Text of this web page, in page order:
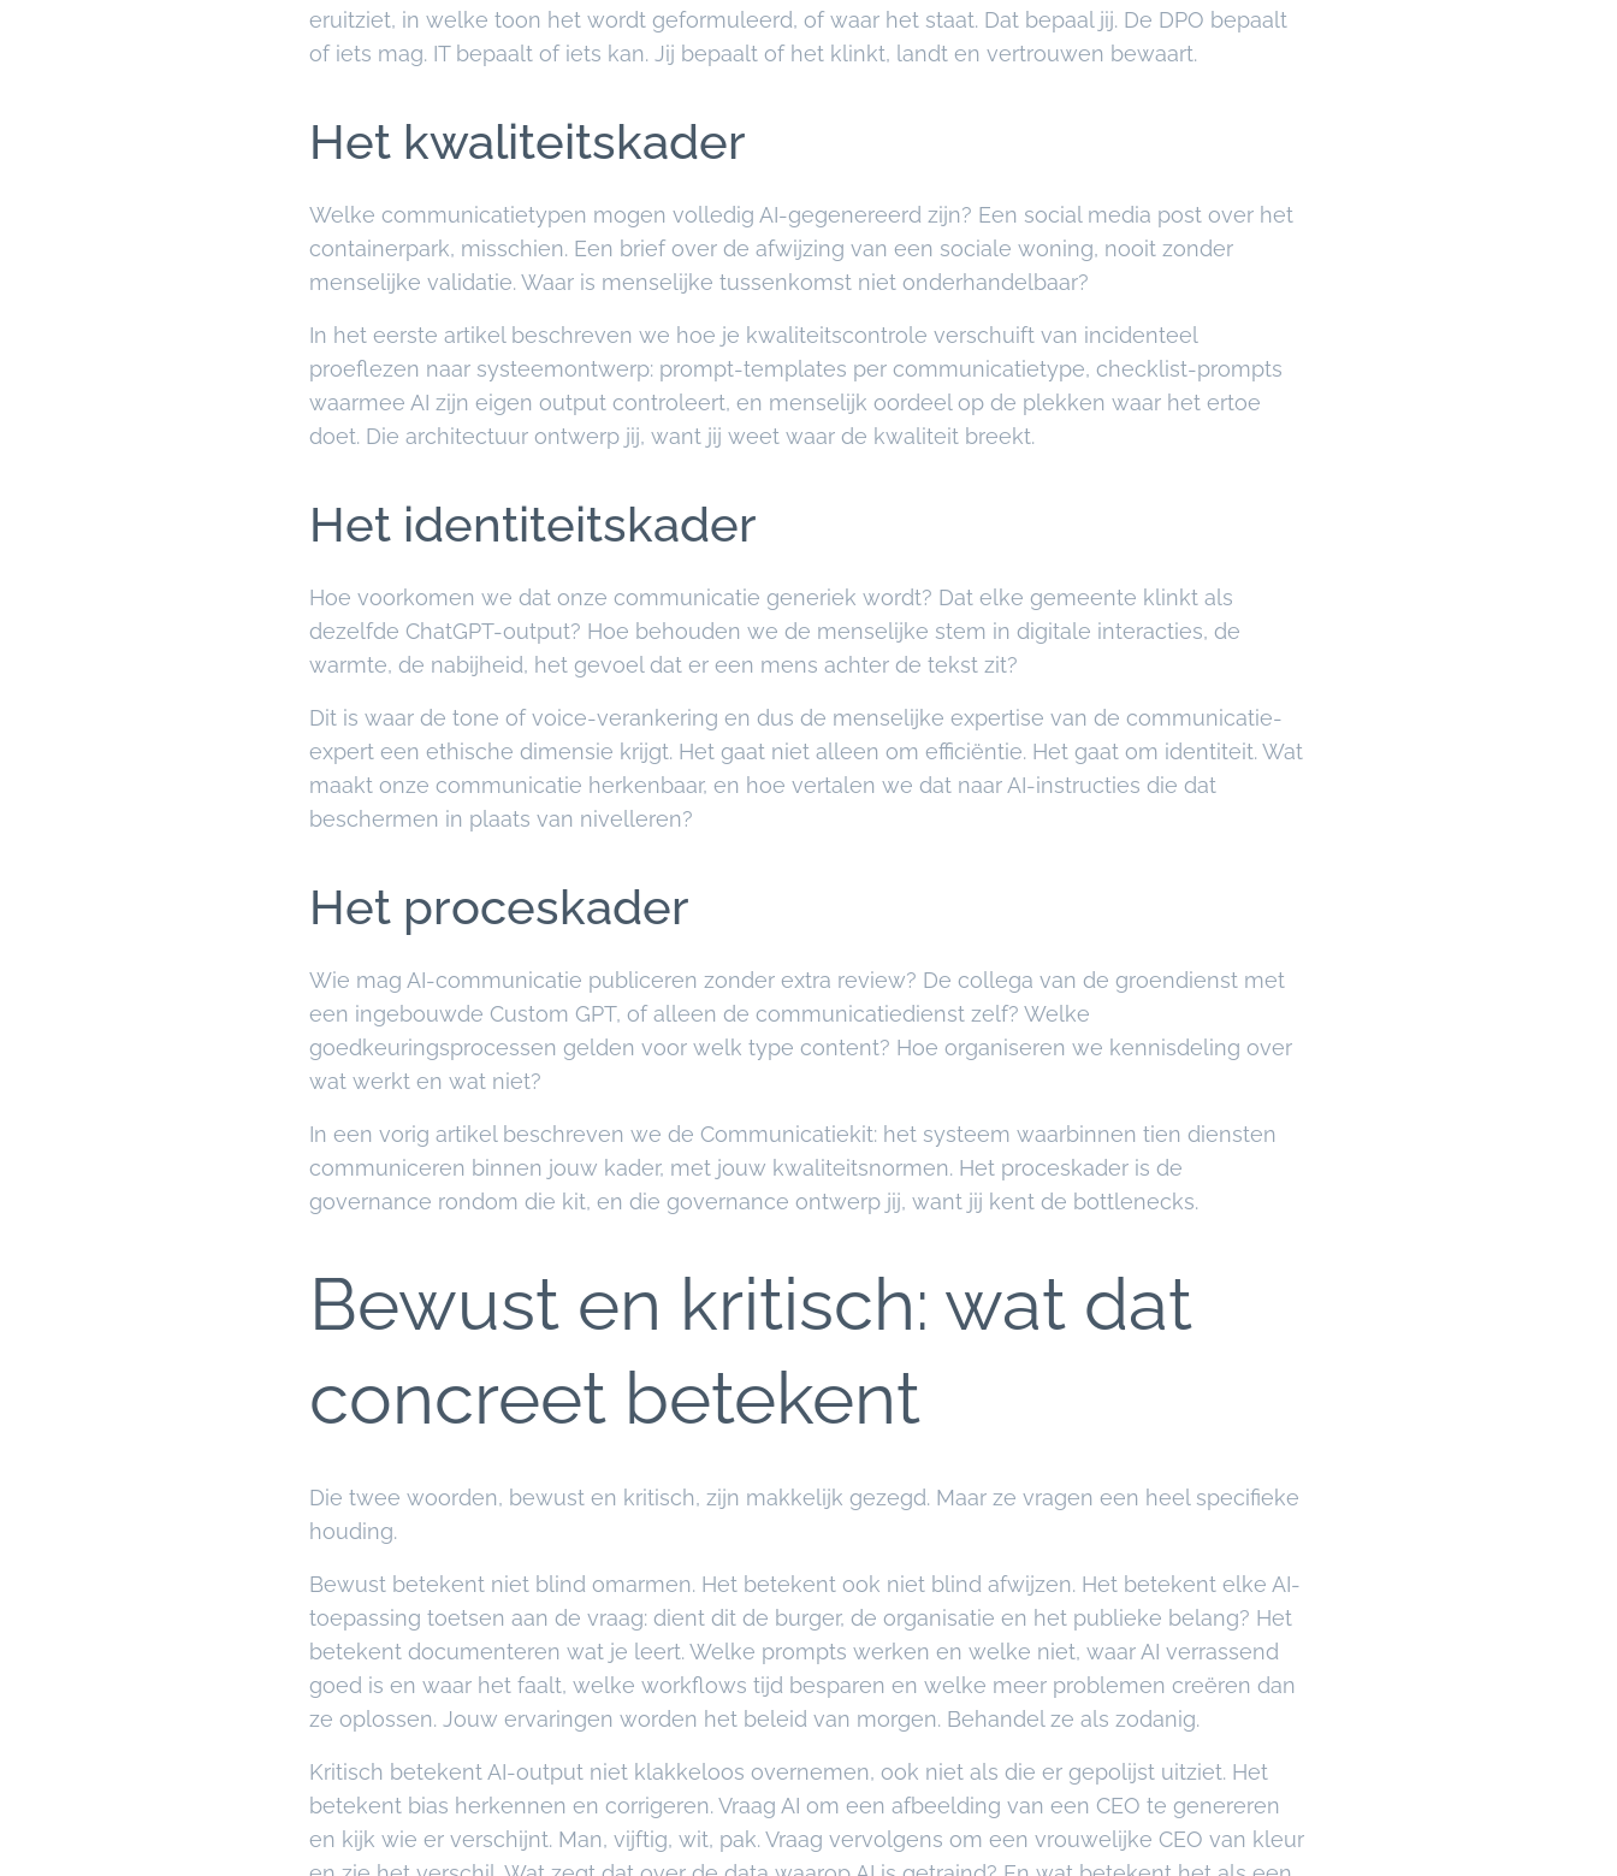
eruitziet, in welke toon het wordt geformuleerd, of waar het staat. Dat bepaal jij. De DPO bepaalt
of iets mag. IT bepaalt of iets kan. Jij bepaalt of het klinkt, landt en vertrouwen bewaart.
Het kwaliteitskader
Welke communicatietypen mogen volledig AI-gegenereerd zijn? Een social media post over het
containerpark, misschien. Een brief over de afwijzing van een sociale woning, nooit zonder
menselijke validatie. Waar is menselijke tussenkomst niet onderhandelbaar?
In het eerste artikel beschreven we hoe je kwaliteitscontrole verschuift van incidenteel
proeflezen naar systeemontwerp: prompt-templates per communicatietype, checklist-prompts
waarmee AI zijn eigen output controleert, en menselijk oordeel op de plekken waar het ertoe
doet. Die architectuur ontwerp jij, want jij weet waar de kwaliteit breekt.
Het identiteitskader
Hoe voorkomen we dat onze communicatie generiek wordt? Dat elke gemeente klinkt als
dezelfde ChatGPT-output? Hoe behouden we de menselijke stem in digitale interacties, de
warmte, de nabijheid, het gevoel dat er een mens achter de tekst zit?
Dit is waar de tone of voice-verankering en dus de menselijke expertise van de communicatie-
expert een ethische dimensie krijgt. Het gaat niet alleen om efficiëntie. Het gaat om identiteit. Wat
maakt onze communicatie herkenbaar, en hoe vertalen we dat naar AI-instructies die dat
beschermen in plaats van nivelleren?
Het proceskader
Wie mag AI-communicatie publiceren zonder extra review? De collega van de groendienst met
een ingebouwde Custom GPT, of alleen de communicatiedienst zelf? Welke
goedkeuringsprocessen gelden voor welk type content? Hoe organiseren we kennisdeling over
wat werkt en wat niet?
In een vorig artikel beschreven we de Communicatiekit: het systeem waarbinnen tien diensten
communiceren binnen jouw kader, met jouw kwaliteitsnormen. Het proceskader is de
governance rondom die kit, en die governance ontwerp jij, want jij kent de bottlenecks.
Bewust en kritisch: wat dat
concreet betekent
Die twee woorden, bewust en kritisch, zijn makkelijk gezegd. Maar ze vragen een heel specifieke
houding.
Bewust betekent niet blind omarmen. Het betekent ook niet blind afwijzen. Het betekent elke AI-
toepassing toetsen aan de vraag: dient dit de burger, de organisatie en het publieke belang? Het
betekent documenteren wat je leert. Welke prompts werken en welke niet, waar AI verrassend
goed is en waar het faalt, welke workflows tijd besparen en welke meer problemen creëren dan
ze oplossen. Jouw ervaringen worden het beleid van morgen. Behandel ze als zodanig.
Kritisch betekent AI-output niet klakkeloos overnemen, ook niet als die er gepolijst uitziet. Het
betekent bias herkennen en corrigeren. Vraag AI om een afbeelding van een CEO te genereren
en kijk wie er verschijnt. Man, vijftig, wit, pak. Vraag vervolgens om een vrouwelijke CEO van kleur